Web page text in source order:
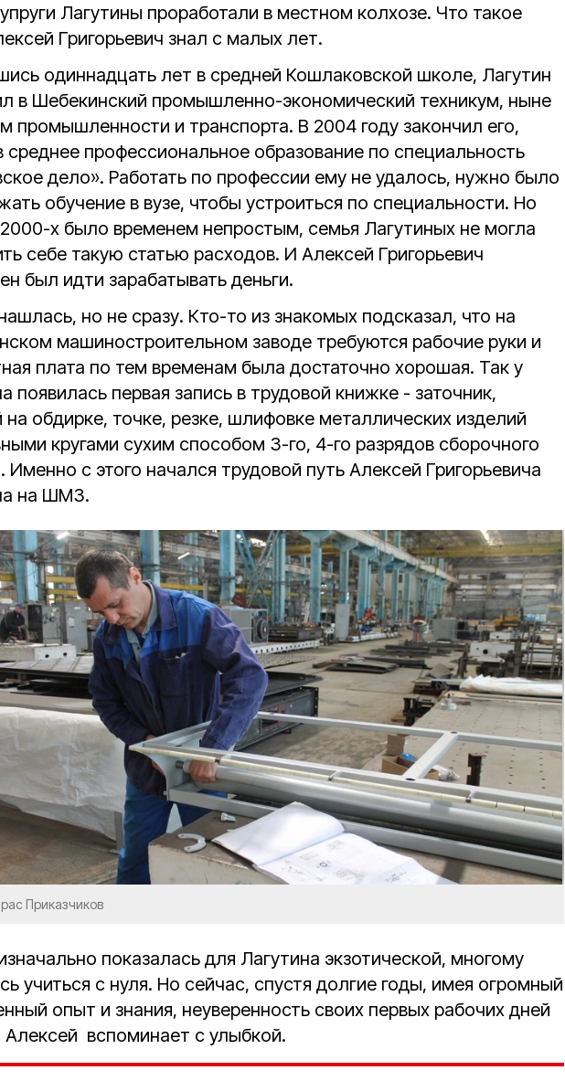
Лагутины проработали в местном колхозе. Что такое
Григорьевич знал с малых лет.
одиннадцать лет в средней Кошлаковской школе, Лагутин
в Шебекинский промышленно-экономический техникум, ныне
промышленности и транспорта. В 2004 году закончил его,
среднее профессиональное образование по специальность
дело». Работать по профессии ему не удалось, нужно было
обучение в вузе, чтобы устроиться по специальности. Но
х было временем непростым, семья Лагутиных не могла
себе такую статью расходов. И Алексей Григорьевич
был идти зарабатывать деньги.
но не сразу. Кто-то из знакомых подсказал, что на
машиностроительном заводе требуются рабочие руки и
плата по тем временам была достаточно хорошая. Так у
появилась первая запись в трудовой книжке - заточник,
на обдирке, точке, резке, шлифовке металлических изделий
кругами сухим способом 3-го, 4-го разрядов сборочного
Именно с этого начался трудовой путь Алексей Григорьевича
на ШМЗ.
Приказчиков
показалась для Лагутина экзотической, многому
учиться с нуля. Но сейчас, спустя долгие годы, имея огромный
опыт и знания, неуверенность своих первых рабочих дней
вспоминает с улыбкой.